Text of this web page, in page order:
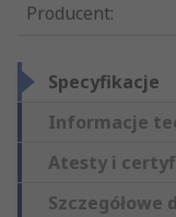
Producent:
Specyfikacje
Informacje
Atesty i
Szczegółowe